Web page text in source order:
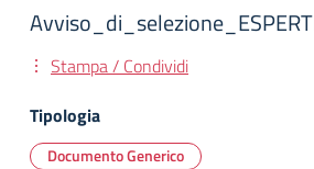
Stampa / Condividi
Tipologia
Documento Generico